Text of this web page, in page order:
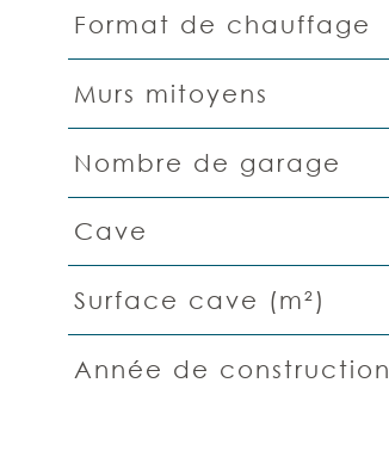
Format de chauffage
Murs mitoyens
Nombre de garage
Cave
Surface cave (m²)
Année de construction